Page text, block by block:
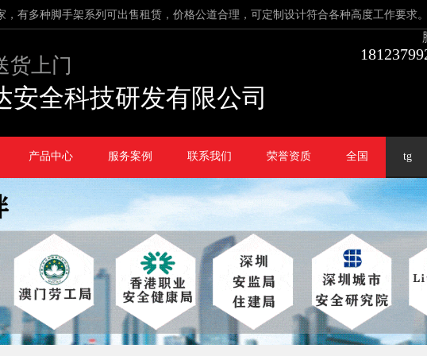
有多种脚手架系列可出售租赁，价格公道合理，可定制设计符合各种高度工作要求。
货上门
安全科技研发有限公司
产品中心 服务案例 联系我们 荣誉资质 全国 tg